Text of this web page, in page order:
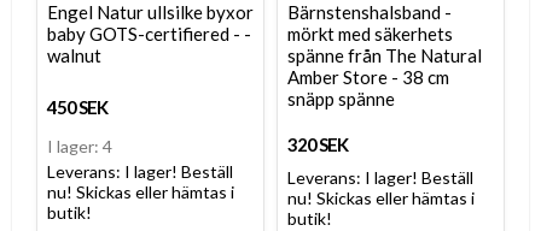
Engel Natur ullsilke byxor
baby GOTS-certifiered - -
walnut
450 SEK
I lager: 4
Leverans: I lager! Beställ
nu! Skickas eller hämtas i
butik!
Bärnstenshalsband -
mörkt med säkerhets
spänne från The Natural
Amber Store - 38 cm
snäpp spänne
320 SEK
Leverans: I lager! Beställ
nu! Skickas eller hämtas i
butik!